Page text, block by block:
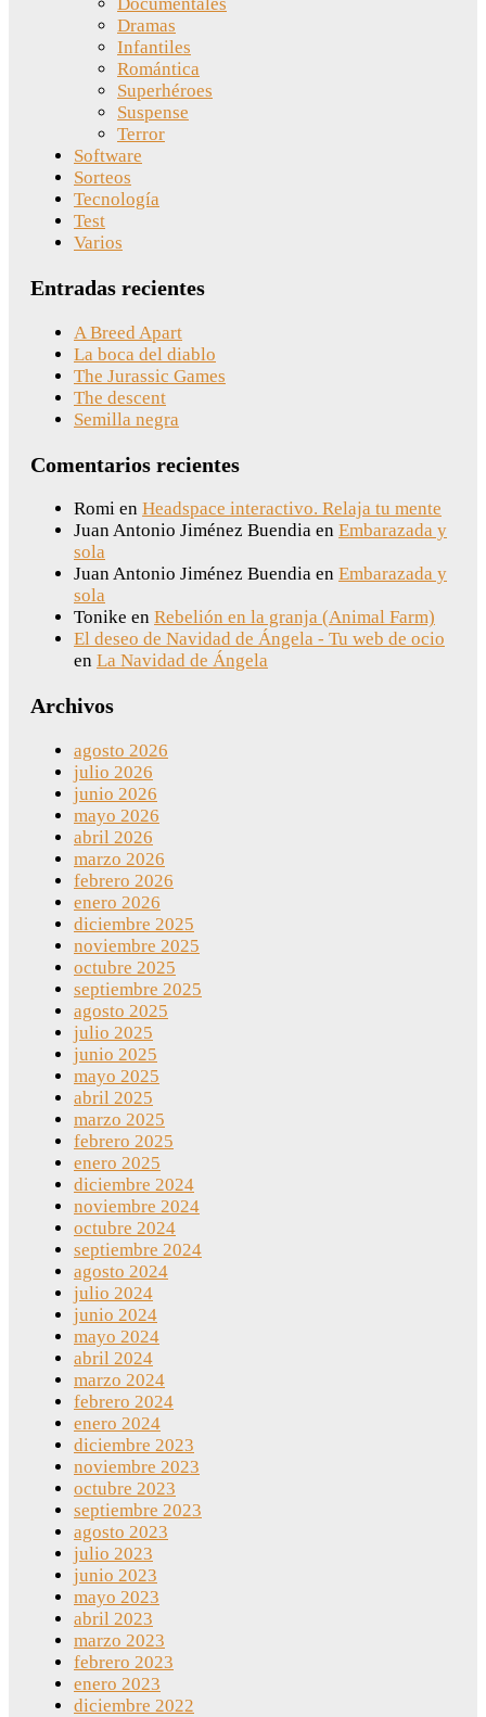
Dramas
Infantiles
Romántica
Superhéroes
Suspense
Terror
Software
Sorteos
Tecnología
Test
Varios
Entradas recientes
A Breed Apart
La boca del diablo
The Jurassic Games
The descent
Semilla negra
Comentarios recientes
Romi en Headspace interactivo. Relaja tu mente
Juan Antonio Jiménez Buendia en Embarazada y
sola
Juan Antonio Jiménez Buendia en Embarazada y
sola
Tonike en Rebelión en la granja (Animal Farm)
El deseo de Navidad de Ángela - Tu web de ocio
en La Navidad de Ángela
Archivos
agosto 2026
julio 2026
junio 2026
mayo 2026
abril 2026
marzo 2026
febrero 2026
enero 2026
diciembre 2025
noviembre 2025
octubre 2025
septiembre 2025
agosto 2025
julio 2025
junio 2025
mayo 2025
abril 2025
marzo 2025
febrero 2025
enero 2025
diciembre 2024
noviembre 2024
octubre 2024
septiembre 2024
agosto 2024
julio 2024
junio 2024
mayo 2024
abril 2024
marzo 2024
febrero 2024
enero 2024
diciembre 2023
noviembre 2023
octubre 2023
septiembre 2023
agosto 2023
julio 2023
junio 2023
mayo 2023
abril 2023
marzo 2023
febrero 2023
enero 2023
diciembre 2022